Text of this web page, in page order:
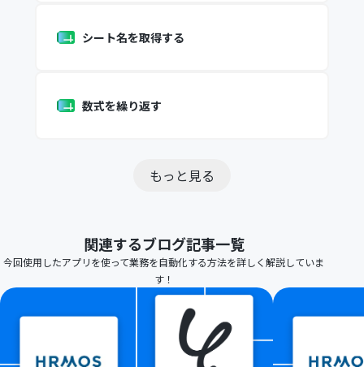
シート名を取得する
数式を繰り返す
もっと見る
関連するブログ記事一覧
今回使用したアプリを使って業務を自動化する方法を詳しく解説していま
す！